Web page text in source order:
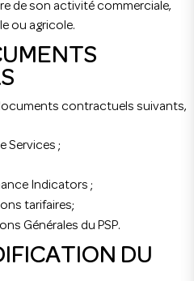
de son activité commerciale,
ou agricole.
contractuels suivants,
Services ;
Indicators ;
tarifaires;
Générales du PSP.
DU